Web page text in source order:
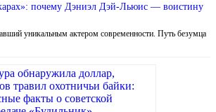
почему Дэниэл Дэй-Льюис — воистину
уникальным актером современности. Путь безумца